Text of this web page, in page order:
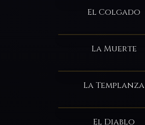
El Colgado
La Muerte
La Templanza
El Diablo